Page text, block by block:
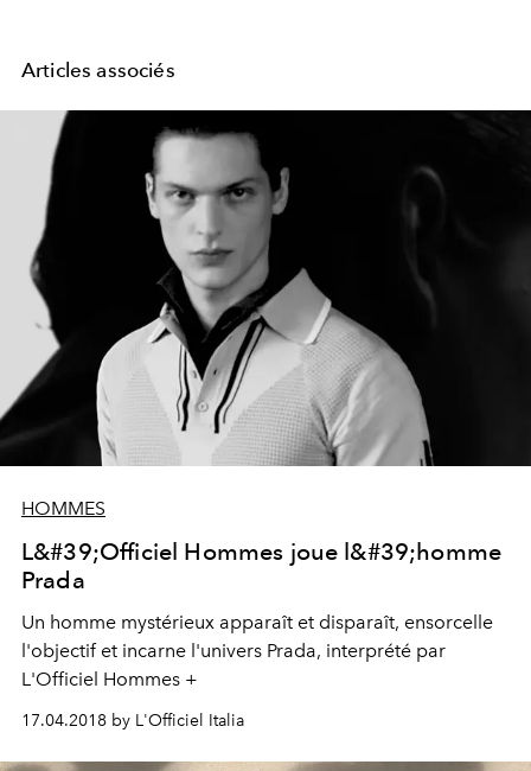
Articles associés
HOMMES
L&#39;Officiel Hommes joue l&#39;homme
Prada
Un homme mystérieux apparaît et disparaît, ensorcelle
l'objectif et incarne l'univers Prada, interprété par
L'Officiel Hommes +
17.04.2018 by L'Officiel Italia